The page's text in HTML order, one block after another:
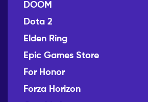
DOOM
Dota 2
Elden Ring
Epic Games Store
For Honor
Forza Horizon